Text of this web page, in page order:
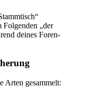
Folgenden „der
deines Foren-
Arten gesammelt: